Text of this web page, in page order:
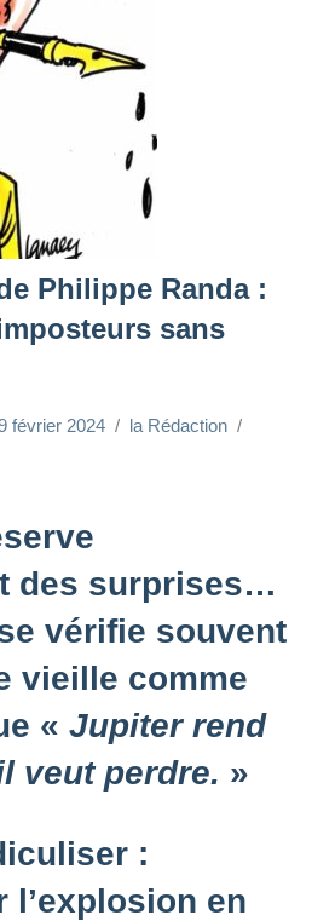
Philippe Randa :
sans
février 2024
la Rédaction
des surprises…
vérifie souvent
vieille comme
« Jupiter rend
veut perdre. »
:
l’explosion en